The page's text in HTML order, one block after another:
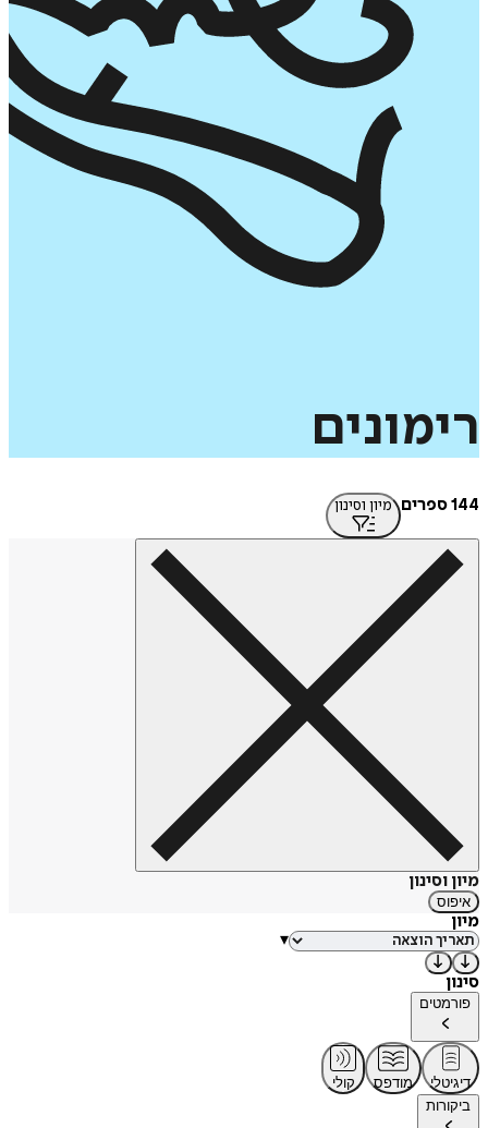
רימונים
144 ספרים מיון וסינון
מיון וסינון
איפוס
מיון
▾
סינון
פורמטים
דיגיטלי מודפס
קולי
ביקורות